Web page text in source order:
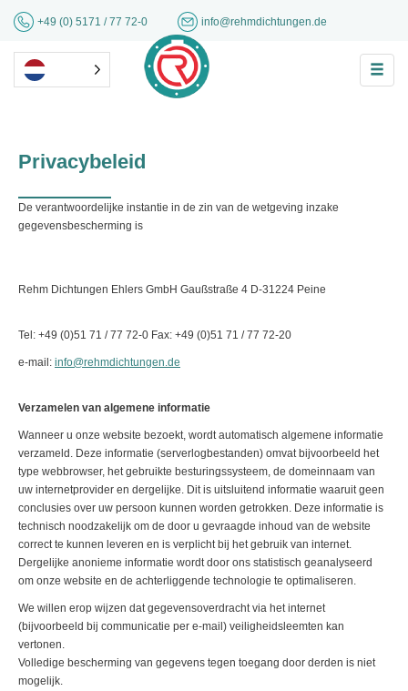
+49 (0) 5171 / 77 72-0 info@rehmdichtungen.de
Privacybeleid
De verantwoordelijke instantie in de zin van de wetgeving inzake
gegevensbescherming is
Rehm Dichtungen Ehlers GmbH Gaußstraße 4 D-31224 Peine
Tel: +49 (0)51 71 / 77 72-0 Fax: +49 (0)51 71 / 77 72-20
e-mail: info@rehmdichtungen.de
Verzamelen van algemene informatie
Wanneer u onze website bezoekt, wordt automatisch algemene informatie
verzameld. Deze informatie (serverlogbestanden) omvat bijvoorbeeld het
type webbrowser, het gebruikte besturingssysteem, de domeinnaam van
uw internetprovider en dergelijke. Dit is uitsluitend informatie waaruit geen
conclusies over uw persoon kunnen worden getrokken. Deze informatie is
technisch noodzakelijk om de door u gevraagde inhoud van de website
correct te kunnen leveren en is verplicht bij het gebruik van internet.
Dergelijke anonieme informatie wordt door ons statistisch geanalyseerd
om onze website en de achterliggende technologie te optimaliseren.
We willen erop wijzen dat gegevensoverdracht via het internet
(bijvoorbeeld bij communicatie per e-mail) veiligheidsleemten kan
vertonen.
Volledige bescherming van gegevens tegen toegang door derden is niet
mogelijk.